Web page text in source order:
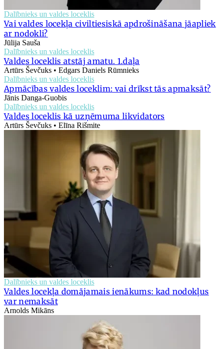
Dalībnieks un valdes loceklis
Vai valdes locekļa civiltiesiskā apdrošināšana jāapliek
ar nodokli?
Jūlija Sauša
Dalībnieks un valdes loceklis
Valdes loceklis atstāj amatu. 1.daļa
Artūrs Ševčuks • Edgars Daniels Rūmnieks
Dalībnieks un valdes loceklis
Apmācības valdes loceklim: vai drīkst tās apmaksāt?
Jānis Danga-Guobis
Dalībnieks un valdes loceklis
Valdes loceklis kā uzņēmuma likvidators
Artūrs Ševčuks • Elīna Rišmite
Dalībnieks un valdes loceklis
Valdes locekļa domājamais ienākums: kad nodokļus
var nemaksāt
Arnolds Mikāns